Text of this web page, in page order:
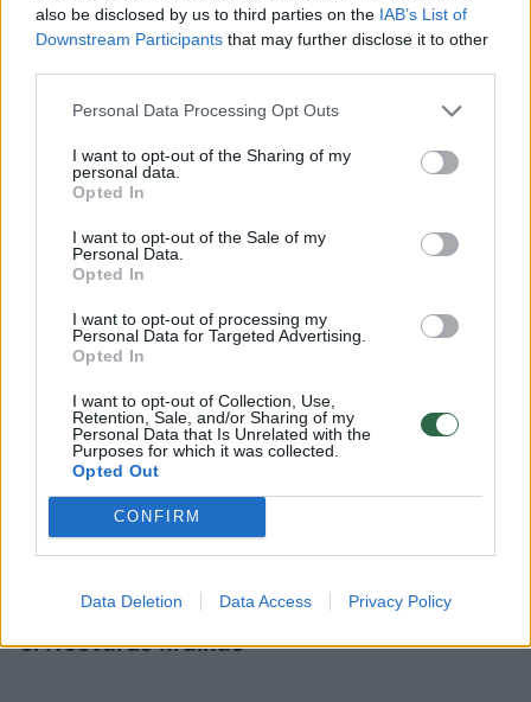
also be disclosed by us to third parties on the IAB’s List of
Downstream Participants that may further disclose it to other
Personal Data Processing Opt Outs
I want to opt-out of the Sharing of my
personal data.
Opted In
I want to opt-out of the Sale of my
Personal Data.
Opted In
I want to opt-out of processing my
Personal Data for Targeted Advertising.
Opted In
I want to opt-out of Collection, Use,
Retention, Sale, and/or Sharing of my
Personal Data that Is Unrelated with the
Purposes for which it was collected.
Opted Out
CONFIRM
Data Deletion Data Access Privacy Policy
Ir tik po to – maistą. Todėl, jei katė ilgai
nematė savo šeimininko, ji gali miaukti dėl
išsiskyrimo.
Daugiau nuotraukų (3)
Katės miaukia.
6. Nešvarus kraikas